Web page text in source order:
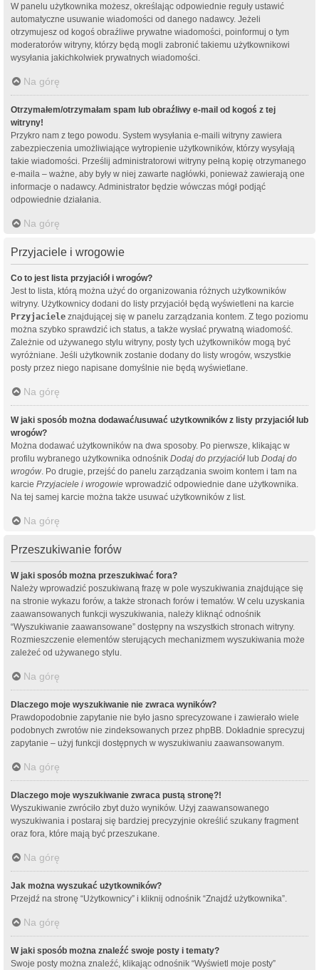
W panelu użytkownika możesz, określając odpowiednie reguły ustawić
automatyczne usuwanie wiadomości od danego nadawcy. Jeżeli
otrzymujesz od kogoś obraźliwe prywatne wiadomości, poinformuj o tym
moderatorów witryny, którzy będą mogli zabronić takiemu użytkownikowi
wysyłania jakichkolwiek prywatnych wiadomości.
Na górę
Otrzymałem/otrzymałam spam lub obraźliwy e-mail od kogoś z tej
witryny!
Przykro nam z tego powodu. System wysyłania e-maili witryny zawiera
zabezpieczenia umożliwiające wytropienie użytkowników, którzy wysyłają
takie wiadomości. Prześlij administratorowi witryny pełną kopię otrzymanego
e-maila – ważne, aby były w niej zawarte nagłówki, ponieważ zawierają one
informacje o nadawcy. Administrator będzie wówczas mógł podjąć
odpowiednie działania.
Na górę
Przyjaciele i wrogowie
Co to jest lista przyjaciół i wrogów?
Jest to lista, którą można użyć do organizowania różnych użytkowników
witryny. Użytkownicy dodani do listy przyjaciół będą wyświetleni na karcie
Przyjaciele znajdującej się w panelu zarządzania kontem. Z tego poziomu
można szybko sprawdzić ich status, a także wysłać prywatną wiadomość.
Zależnie od używanego stylu witryny, posty tych użytkowników mogą być
wyróżniane. Jeśli użytkownik zostanie dodany do listy wrogów, wszystkie
posty przez niego napisane domyślnie nie będą wyświetlane.
Na górę
W jaki sposób można dodawać/usuwać użytkowników z listy przyjaciół lub
wrogów?
Można dodawać użytkowników na dwa sposoby. Po pierwsze, klikając w
profilu wybranego użytkownika odnośnik Dodaj do przyjaciół lub Dodaj do
wrogów. Po drugie, przejść do panelu zarządzania swoim kontem i tam na
karcie Przyjaciele i wrogowie wprowadzić odpowiednie dane użytkownika.
Na tej samej karcie można także usuwać użytkowników z list.
Na górę
Przeszukiwanie forów
W jaki sposób można przeszukiwać fora?
Należy wprowadzić poszukiwaną frazę w pole wyszukiwania znajdujące się
na stronie wykazu forów, a także stronach forów i tematów. W celu uzyskania
zaawansowanych funkcji wyszukiwania, należy kliknąć odnośnik
“Wyszukiwanie zaawansowane” dostępny na wszystkich stronach witryny.
Rozmieszczenie elementów sterujących mechanizmem wyszukiwania może
zależeć od używanego stylu.
Na górę
Dlaczego moje wyszukiwanie nie zwraca wyników?
Prawdopodobnie zapytanie nie było jasno sprecyzowane i zawierało wiele
podobnych zwrotów nie zindeksowanych przez phpBB. Dokładnie sprecyzuj
zapytanie – użyj funkcji dostępnych w wyszukiwaniu zaawansowanym.
Na górę
Dlaczego moje wyszukiwanie zwraca pustą stronę?!
Wyszukiwanie zwróciło zbyt dużo wyników. Użyj zaawansowanego
wyszukiwania i postaraj się bardziej precyzyjnie określić szukany fragment
oraz fora, które mają być przeszukane.
Na górę
Jak można wyszukać użytkowników?
Przejdź na stronę “Użytkownicy” i kliknij odnośnik “Znajdź użytkownika”.
Na górę
W jaki sposób można znaleźć swoje posty i tematy?
Swoje posty można znaleźć, klikając odnośnik “Wyświetl moje posty”